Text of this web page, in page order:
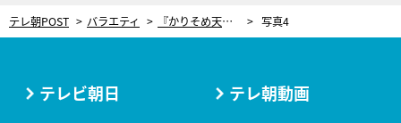
テレ朝POST バラエティ 『かりそめ天国』衝撃の新企画！かもめんたる・う大、オカリナを清流に浮かべる 写真4
テレビ朝日 テレ朝動画